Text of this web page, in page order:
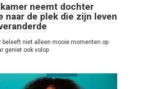
neemt dochter
naar de plek die zijn leven
beleeft niet alleen mooie momenten op
geniet ook volop